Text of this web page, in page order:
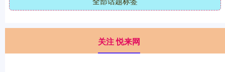
关注 悦来网